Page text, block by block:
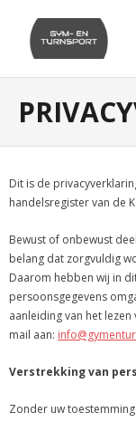
content
Dit is de
handelsregister van de
Bewust of onbewust
belang dat zorgvuldig
Daarom hebben wij in
persoonsgegevens
aanleiding van het
mail aan:
Verstrekking van
Zonder uw